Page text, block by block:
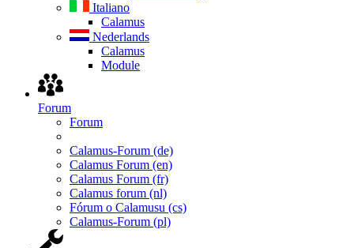
Italiano
Calamus
Nederlands
Calamus
Module
Forum
Forum
Calamus-Forum (de)
Calamus Forum (en)
Calamus Forum (fr)
Calamus forum (nl)
Fórum o Calamusu (cs)
Calamus-Forum (pl)